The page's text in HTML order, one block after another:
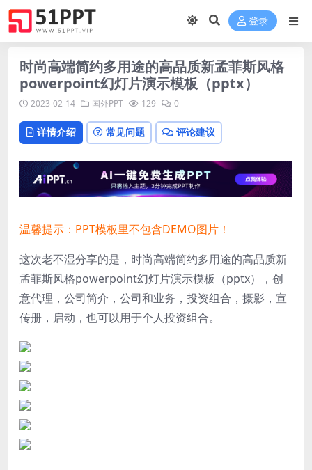
登录
时尚高端简约多用途的高品质新孟菲斯风格
powerpoint幻灯片演示模板（pptx）
2023-02-14 国外PPT 129 0
详情介绍 常见问题 评论建议
温馨提示：PPT模板里不包含DEMO图片！
这次老不湿分享的是，时尚高端简约多用途的高品质新
孟菲斯风格powerpoint幻灯片演示模板（pptx），创
意代理，公司简介，公司和业务，投资组合，摄影，宣
传册，启动，也可以用于个人投资组合。